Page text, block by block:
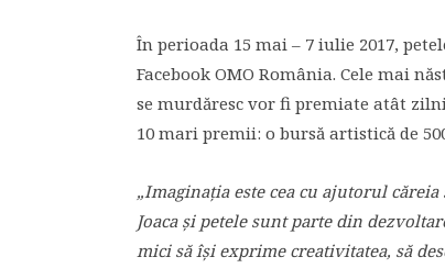
În perioada 15 mai – 7 iulie 2017,
Facebook OMO România. Cele mai
se murdăresc vor fi premiate atât
10 mari premii: o bursă artistică de
„Imaginaţia este cea cu ajutorul
Joaca şi petele sunt parte din
mici să îşi exprime creativitatea, să